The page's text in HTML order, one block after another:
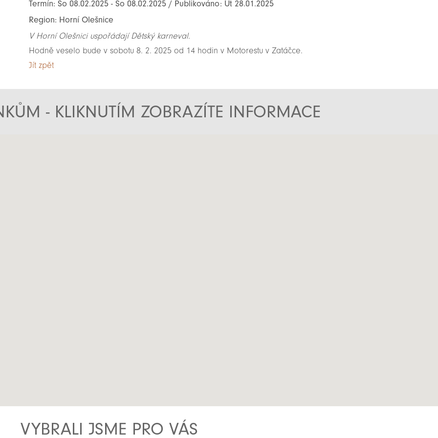
Termín: So 08.02.2025 - So 08.02.2025 / Publikováno: Út 28.01.2025
Region: Horní Olešnice
V Horní Olešnici uspořádají Dětský karneval.
Hodně veselo bude v sobotu 8. 2. 2025 od 14 hodin v Motorestu v Zatáčce.
Jít zpět
- KLIKNUTÍM ZOBRAZÍTE INFORMACE
VYBRALI JSME PRO VÁS